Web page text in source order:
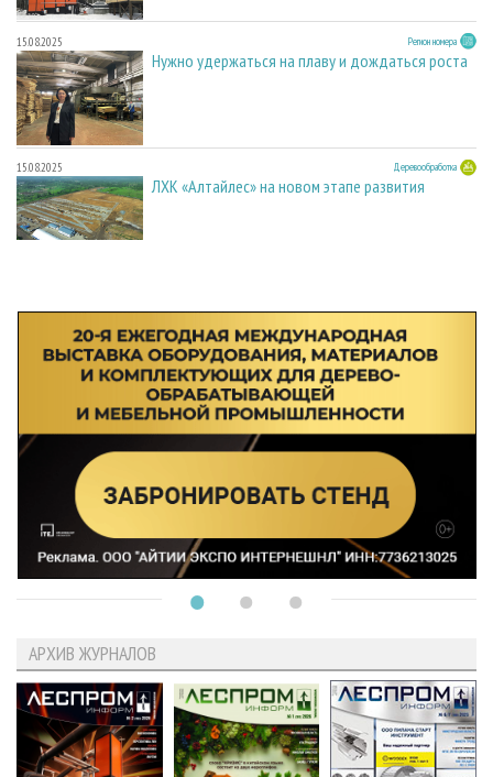
15.08.2025 Регион номера
Нужно удержаться на плаву и дождаться роста
15.08.2025 Деревообработка
ЛХК «Алтайлес» на новом этапе развития
АРХИВ ЖУРНАЛОВ